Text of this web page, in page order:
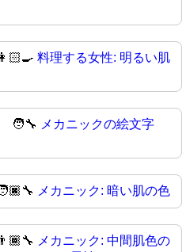
👩🏻‍🍳 料理する女性: 明るい肌
🧑‍🔧 メカニックの絵文字
メカニック: 暗い肌の色
👨🏾‍🔧 メカニック: 中間肌色の